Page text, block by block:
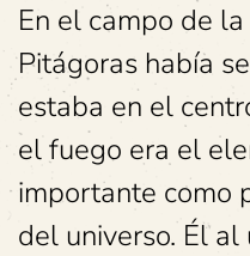
En el campo de
Pitágoras había
estaba en el
el fuego era el
importante como
del universo. Él